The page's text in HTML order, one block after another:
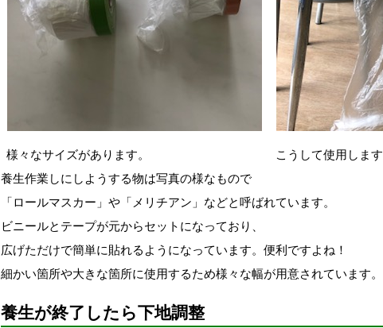
様々なサイズがあります。
こうして使用します
養生作業しにしようする物は写真の様なもので
「ロールマスカー」や「メリチアン」などと呼ばれています。
ビニールとテープが元からセットになっており、
広げただけで簡単に貼れるようになっています。便利ですよね！
細かい箇所や大きな箇所に使用するため様々な幅が用意されています。
養生が終了したら下地調整